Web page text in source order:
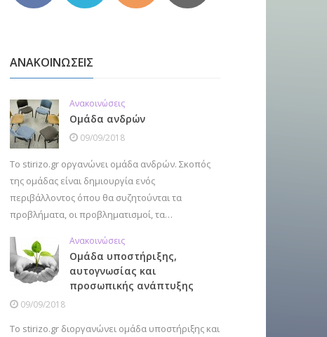
ΑΝΑΚΟΙΝΩΣΕΙΣ
Ανακοινώσεις
Ομάδα ανδρών
09/09/2018
Το stirizo.gr οργανώνει ομάδα ανδρών. Σκοπός
της ομάδας είναι δημιουργία ενός
περιβάλλοντος όπου θα συζητούνται τα
προβλήματα, οι προβληματισμοί, τα…
Ανακοινώσεις
Ομάδα υποστήριξης,
αυτογνωσίας και
προσωπικής ανάπτυξης
09/09/2018
Το stirizo.gr διοργανώνει ομάδα υποστήριξης και